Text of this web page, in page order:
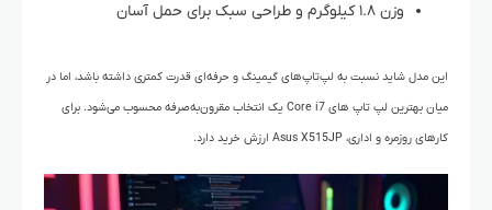
وزن ۱.۸ کیلوگرم و طراحی سبک برای حمل آسان
این مدل شاید نسبت به لپ‌تاپ‌های گیمینگ و حرفه‌ای قدرت کمتری داشته باشد، اما در
میان بهترین لپ‌ تاپ‌ های Core i7 یک انتخاب مقرون‌به‌صرفه محسوب می‌شود. برای
کارهای روزمره و اداری، Asus X515JP ارزش خرید دارد.